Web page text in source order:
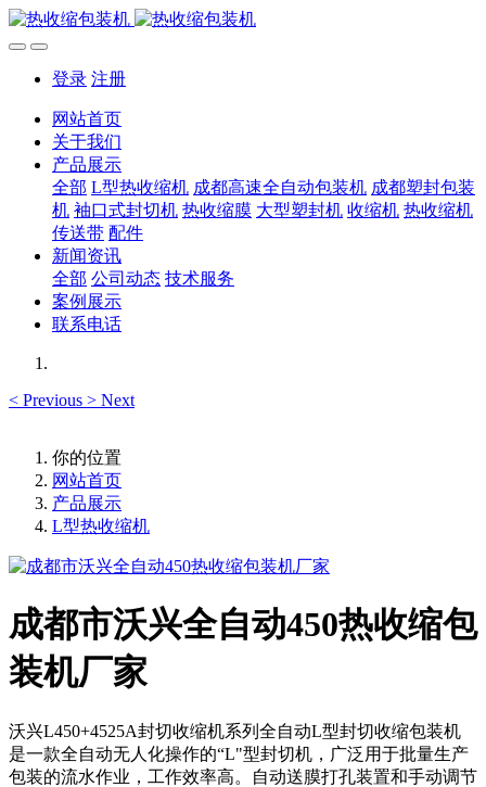
登录 注册
网站首页
关于我们
产品展示
全部 L型热收缩机 成都高速全自动包装机 成都塑封包装
机 袖口式封切机 热收缩膜 大型塑封机 收缩机 热收缩机
传送带 配件
新闻资讯
全部 公司动态 技术服务
案例展示
联系电话
< Previous > Next
你的位置
网站首页
产品展示
L型热收缩机
成都市沃兴全自动450热收缩包
装机厂家
沃兴L450+4525A封切收缩机系列全自动L型封切收缩包装机
是一款全自动无人化操作的“L"型封切机，广泛用于批量生产
包装的流水作业，工作效率高。自动送膜打孔装置和手动调节